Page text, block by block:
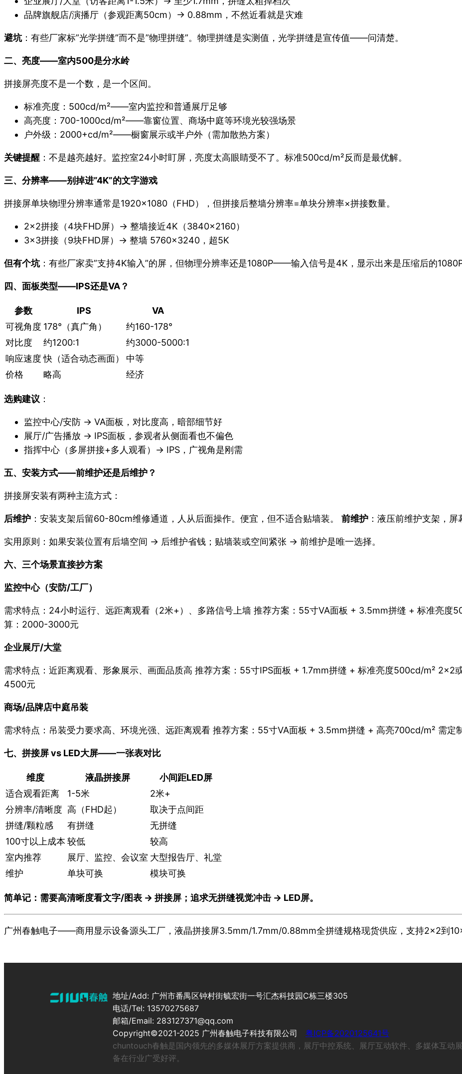
品牌旗舰店/演播厅（参观距离50cm）→ 0.88mm，不然近看就是灾难
避坑：有些厂家标”光学拼缝”而不是”物理拼缝”。物理拼缝是实测值，光学拼缝是宣传值——问清楚。
二、亮度——室内500是分水岭
拼接屏亮度不是一个数，是一个区间。
标准亮度：500cd/m²——室内监控和普通展厅足够
高亮度：700-1000cd/m²——靠窗位置、商场中庭等环境光较强场景
户外级：2000+cd/m²——橱窗展示或半户外（需加散热方案）
关键提醒 ：不是越亮越好。监控室24小时盯屏，亮度太高眼睛受不了。标准500cd/m²反而是最优解。
三、分辨率——别掉进”4K”的文字游戏
拼接屏单块物理分辨率通常是1920×1080（FHD），但拼接后整墙分辨率=单块分辨率×拼接数量。
2×2拼接（4块FHD屏）→ 整墙接近4K（3840×2160）
3×3拼接（9块FHD屏）→ 整墙 5760×3240，超5K
但有个坑：有些厂家卖”支持4K输入”的屏，但物理分辨率还是1080P——输入信号是4K，显示出来是压缩后的1080P
四、面板类型——IPS还是VA？
参数 IPS
VA
可视角度 178°（真广角）
约160-178°
对比度
约1200:1
约3000-5000:1
响应速度 快（适合动态画面）
中等
价格
略高 经济
选购建议 ：
监控中心/安防 → VA面板，对比度高，暗部细节好
展厅/广告播放 → IPS面板，参观者从侧面看也不偏色
指挥中心（多屏拼接+多人观看）→ IPS，广视角是刚需
五、安装方式——前维护还是后维护？
拼接屏安装有两种主流方式：
后维护 ：安装支架后留60-80cm维修通道，人从后面操作。便宜，但不适合贴墙装。 前维护 ：液压前维护支架，
实用原则：如果安装位置有后墙空间 → 后维护省钱；贴墙装或空间紧张 → 前维护是唯一选择。
六、三个场景直接抄方案
监控中心（安防/工厂）
需求特点：24小时运行、远距离观看（2米+）、多路信号上墙 推荐方案：55寸VA面板 + 3.5mm拼缝 + 标准亮度
算：2000-3000元
企业展厅/大堂
需求特点：近距离观看、形象展示、画面品质高 推荐方案：55寸IPS面板 + 1.7mm拼缝 + 标准亮度500cd/m²
4500元
商场/品牌店中庭吊装
需求特点：吊装受力要求高、环境光强、远距离观看 推荐方案：55寸VA面板 + 3.5mm拼缝 + 高亮700cd/m² 需
七、拼接屏 vs LED大屏——一张表对比
维度 液晶拼接屏
小间距LED屏
适合观看距离
1-5米
2米+
分辨率/清晰度 高（FHD起）
取决于点间距
拼缝/颗粒感
有拼缝
无拼缝
100寸以上成本 较低
较高
室内推荐
展厅、监控、会议室 大型报告厅、礼堂
维护
单块可换 模块可换
简单记：需要高清晰度看文字/图表 → 拼接屏；追求无拼缝视觉冲击 → LED屏。
广州春触电子——商用显示设备源头工厂，液晶拼接屏3.5mm/1.7mm/0.88mm全拼缝规格现货供应，支持2×2到
地址/Add: 广州市番禺区钟村街毓宏街一号汇杰科技园C栋三楼305
电话/Tel: 13570275687
邮箱/Email: 283127371@qq.com
Copyright©2021-2025 广州春触电子科技有限公司 粤ICP备2020125641号
chuntouch春触是国内领先的多媒体展厅方案提供商，展厅中控系统、展厅互动软件、多媒体互动
备在行业广受好评。